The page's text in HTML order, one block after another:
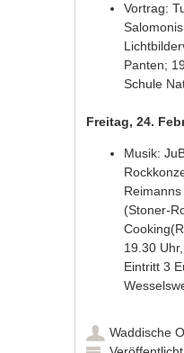
Vortrag:
Panten;
Schule
Freitag, 24.
Musik:
(Stoner-
19.30
Eintritt 3
Waddische